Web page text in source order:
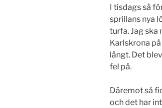
I tisdags så
sprillans nya
turfa. Jag ska
Karlskrona
långt. Det
fel på.
Däremot så
och det har